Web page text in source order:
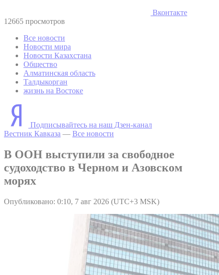
Вконтакте
12665 просмотров
Все новости
Новости мира
Новости Казахстана
Общество
Алматинская область
Талдыкорган
жизнь на Востоке
Подписывайтесь на наш Дзен-канал
Вестник Кавказа — Все новости
В ООН выступили за свободное
судоходство в Черном и Азовском
морях
Опубликовано: 0:10, 7 авг 2026 (UTC+3 MSK)